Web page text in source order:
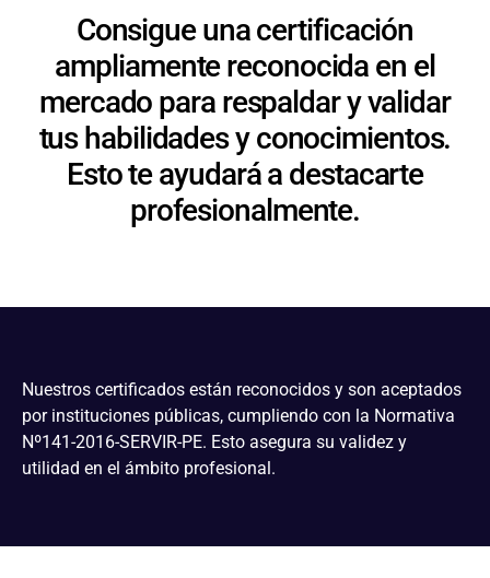
Consigue una certificación
ampliamente reconocida en el
mercado para respaldar y validar
tus habilidades y conocimientos.
Esto te ayudará a destacarte
profesionalmente.
Nuestros certificados están reconocidos y son aceptados
por instituciones públicas, cumpliendo con la Normativa
Nº141-2016-SERVIR-PE. Esto asegura su validez y
utilidad en el ámbito profesional.